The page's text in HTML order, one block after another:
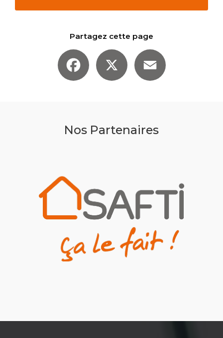
Partagez cette page
Facebook
Nos Partenaires